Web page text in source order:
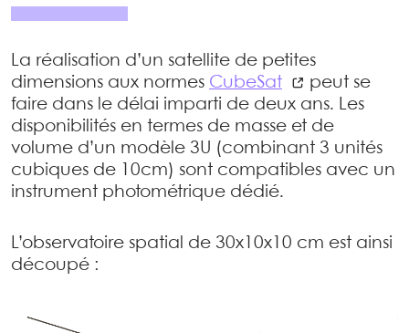
La réalisation d’un satellite de petites
dimensions aux normes CubeSat
peut se
faire dans le délai imparti de deux ans. Les
disponibilités en termes de masse et de
volume d’un modèle 3U (combinant 3 unités
cubiques de 10cm) sont compatibles avec un
instrument photométrique dédié.
L’observatoire spatial de 30x10x10 cm est ainsi
découpé :